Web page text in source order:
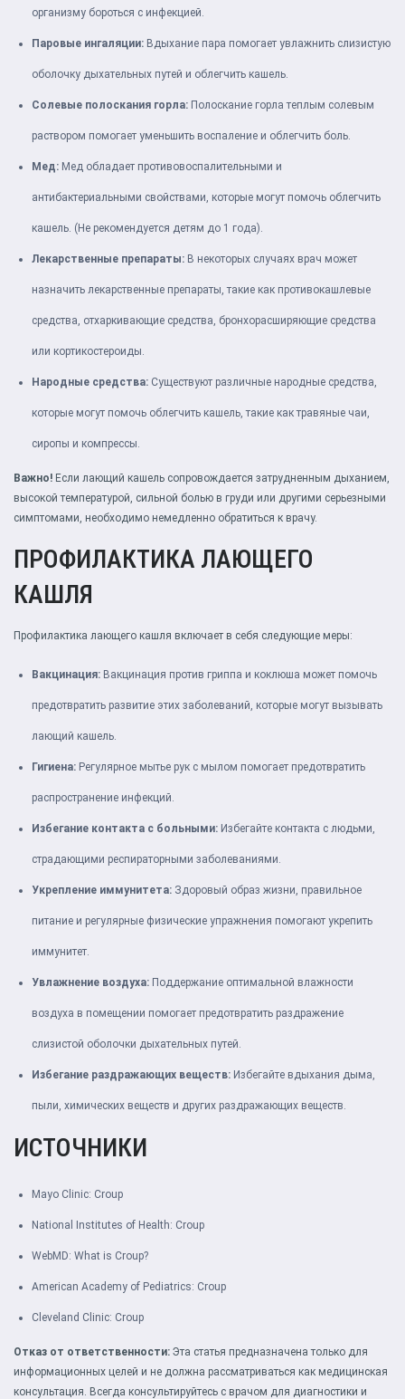
организму бороться с инфекцией.
Паровые ингаляции: Вдыхание пара помогает увлажнить слизистую
оболочку дыхательных путей и облегчить кашель.
Солевые полоскания горла: Полоскание горла теплым солевым
раствором помогает уменьшить воспаление и облегчить боль.
Мед: Мед обладает противовоспалительными и
антибактериальными свойствами, которые могут помочь облегчить
кашель. (Не рекомендуется детям до 1 года).
Лекарственные препараты: В некоторых случаях врач может
назначить лекарственные препараты, такие как противокашлевые
средства, отхаркивающие средства, бронхорасширяющие средства
или кортикостероиды.
Народные средства: Существуют различные народные средства,
которые могут помочь облегчить кашель, такие как травяные чаи,
сиропы и компрессы.
Важно! Если лающий кашель сопровождается затрудненным дыханием,
высокой температурой, сильной болью в груди или другими серьезными
симптомами, необходимо немедленно обратиться к врачу.
ПРОФИЛАКТИКА ЛАЮЩЕГО
КАШЛЯ
Профилактика лающего кашля включает в себя следующие меры:
Вакцинация: Вакцинация против гриппа и коклюша может помочь
предотвратить развитие этих заболеваний, которые могут вызывать
лающий кашель.
Гигиена: Регулярное мытье рук с мылом помогает предотвратить
распространение инфекций.
Избегание контакта с больными: Избегайте контакта с людьми,
страдающими респираторными заболеваниями.
Укрепление иммунитета: Здоровый образ жизни, правильное
питание и регулярные физические упражнения помогают укрепить
иммунитет.
Увлажнение воздуха: Поддержание оптимальной влажности
воздуха в помещении помогает предотвратить раздражение
слизистой оболочки дыхательных путей.
Избегание раздражающих веществ: Избегайте вдыхания дыма,
пыли, химических веществ и других раздражающих веществ.
ИСТОЧНИКИ
Mayo Clinic: Croup
National Institutes of Health: Croup
WebMD: What is Croup?
American Academy of Pediatrics: Croup
Cleveland Clinic: Croup
Отказ от ответственности: Эта статья предназначена только для
информационных целей и не должна рассматриваться как медицинская
консультация. Всегда консультируйтесь с врачом для диагностики и